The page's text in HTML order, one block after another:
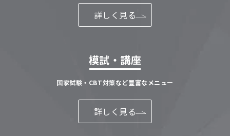
詳しく見る
模試・講座
国家試験・CBT対策など豊富なメニュー
詳しく見る